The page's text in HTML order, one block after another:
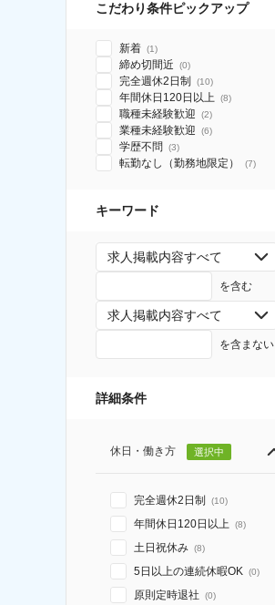
こだわり条件ピックアップ
新着 (1)
締め切間近 (0)
完全週休2日制 (10)
年間休日120日以上 (8)
職種未経験歓迎 (2)
業種未経験歓迎 (6)
学歴不問 (3)
転勤なし（勤務地限定） (7)
キーワード
求人掲載内容すべて
を含む
求人掲載内容すべて
を含まない
詳細条件
休日・働き方 選択中
完全週休2日制 (10)
年間休日120日以上 (8)
土日祝休み (8)
5日以上の連続休暇OK (0)
原則定時退社 (0)